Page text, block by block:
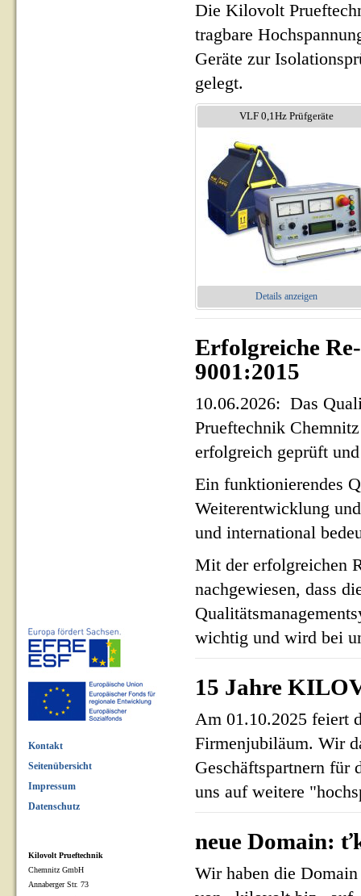
Die Kilovolt
tragbare
Geräte zur
gelegt.
VLF 0,1Hz Prüfgeräte
Details anzeigen
Erfolgreiche
9001:2015
10.06.2026: Das
Prueftechnik
erfolgreich geprüft
Ein funktionierendes
Weiterentwicklung
und international
Mit der erfolgreichen
nachgewiesen, dass
wichtig und wird bei
15 Jahre
Am 01.10.2025 feiert
Firmenjubiläum. Wir
Geschäftspartnern für
uns auf weitere
neue Domain:
Wir haben die
Kontakt
Seitenübersicht
Impressum
Datenschutz
Kilovolt Prueftechnik
Chemnitz GmbH
Annaberger Str. 73